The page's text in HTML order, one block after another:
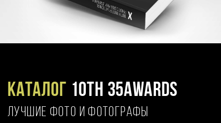
Каталог 10TH 35AWARDS
ЛУЧШИЕ ФОТО И ФОТОГРАФЫ